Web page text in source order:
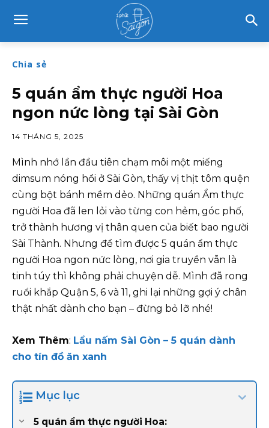
Chia sẻ
5 quán ẩm thực người Hoa
ngon nức lòng tại Sài Gòn
14 THÁNG 5, 2025
Mình nhớ lần đầu tiên chạm môi một miếng
dimsum nóng hổi ở Sài Gòn, thấy vị thịt tôm quện
cùng bột bánh mềm dẻo. Những quán Ẩm thực
người Hoa đã len lỏi vào từng con hẻm, góc phố,
trở thành hương vị thân quen của biết bao người
Sài Thành. Nhưng để tìm được 5 quán ẩm thực
người Hoa ngon nức lòng, nơi gia truyền vẫn là
tinh túy thì không phải chuyện dễ. Mình đã rong
ruổi khắp Quận 5, 6 và 11, ghi lại những gợi ý chân
thật nhất dành cho bạn – đừng bỏ lỡ nhé!
Xem Thêm: Lẩu nấm Sài Gòn – 5 quán dành
cho tín đồ ăn xanh
Mục lục
5 quán ẩm thực người Hoa: